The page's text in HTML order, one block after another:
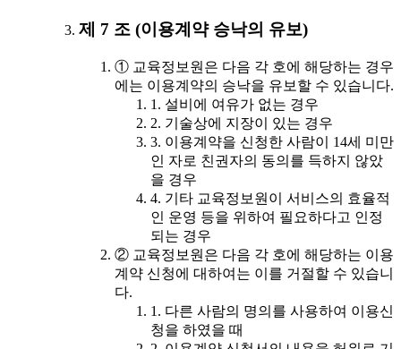
제 7 조 (이용계약 승낙의 유보)
① 교육정보원은 다음 각 호에 해당하는 경우
에는 이용계약의 승낙을 유보할 수 있습니다.
1. 설비에 여유가 없는 경우
2. 기술상에 지장이 있는 경우
3. 이용계약을 신청한 사람이 14세 미만
인 자로 친권자의 동의를 득하지 않았
을 경우
4. 기타 교육정보원이 서비스의 효율적
인 운영 등을 위하여 필요하다고 인정
되는 경우
② 교육정보원은 다음 각 호에 해당하는 이용
계약 신청에 대하여는 이를 거절할 수 있습니
다.
1. 다른 사람의 명의를 사용하여 이용신
청을 하였을 때